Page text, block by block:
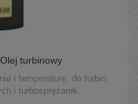
turbinowy
i temperaturę, do turbin
i turbosprężarek.